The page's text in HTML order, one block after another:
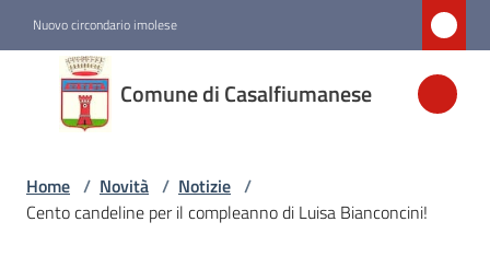
Nuovo circondario imolese
Comune di Casalfiumanese
Comune di
Casalfiumanese
Amministrazione
Home / Novità / Notizie /
Cento candeline per il compleanno di Luisa Bianconcini!